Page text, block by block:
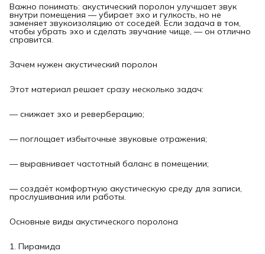
Важно понимать: акустический поролон улучшает звук
внутри помещения — убирает эхо и гулкость, но не
заменяет звукоизоляцию от соседей. Если задача в том,
чтобы убрать эхо и сделать звучание чище, — он отлично
справится.
Зачем нужен акустический поролон
Этот материал решает сразу несколько задач:
— снижает эхо и реверберацию;
— поглощает избыточные звуковые отражения;
— выравнивает частотный баланс в помещении;
— создаёт комфортную акустическую среду для записи,
прослушивания или работы.
Основные виды акустического поролона
1. Пирамида